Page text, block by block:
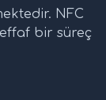
NFC
bir süreç